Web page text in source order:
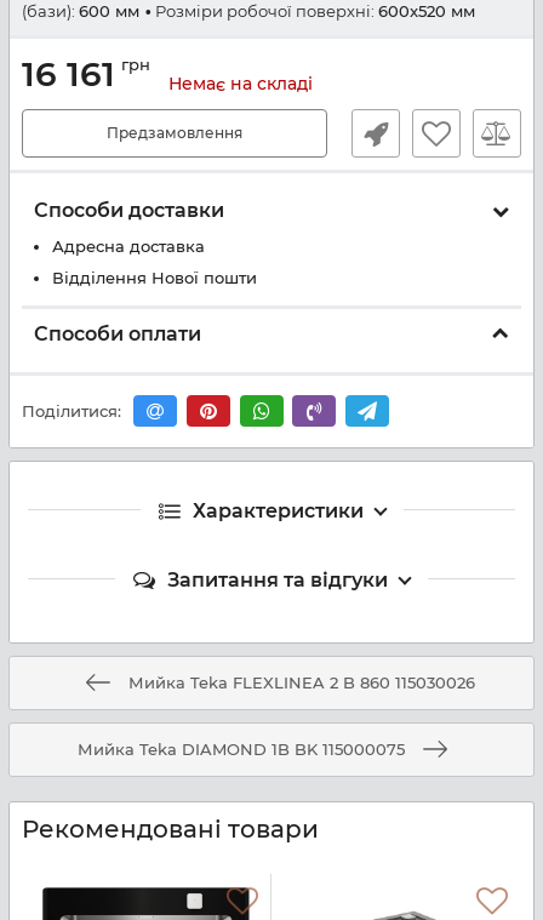
(бази): 600 мм Розміри робочої поверхні: 600x520 мм
16 161 грн
Немає на складі
Предзамовлення
Способи доставки
Адресна доставка
Відділення Нової пошти
Способи оплати
Поділитися:
Характеристики
Запитання та відгуки
Мийка Teka FLEXLINEA 2 B 860 115030026
Мийка Teka DIAMOND 1B BK 115000075
Рекомендовані товари